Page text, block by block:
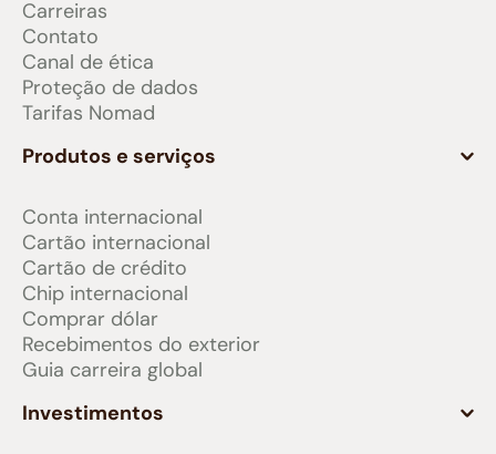
Carreiras
Contato
Canal de ética
Proteção de dados
Tarifas Nomad
Produtos e serviços
Conta internacional
Cartão internacional
Cartão de crédito
Chip internacional
Comprar dólar
Recebimentos do exterior
Guia carreira global
Investimentos